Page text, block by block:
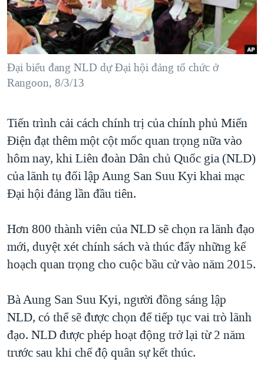
"Tìm"NGƯỜI VIỆT HẢI NGOẠI
ĐỜI SỐNG
KINH TẾ
KHOA HỌC
VĂN HOÁ
THỂ THAO
GIÁO DỤC
TẠI
HÀNH TRÌNH BẦU CỬ 2024
MỘT NĂM CHIẾN TRANH TẠI DẢI GAZA
GIẢI MÃ VÀNH ĐAI & CON ĐƯỜNG
NGÀY TỊ NẠN THẾ GIỚI
GROUND ZERO – XƯA VÀ NAY
CÁC GIÁ TRỊ CỘNG HÒA Ở VIỆT NAM
THƯỢNG ĐỈNH TRUMP-KIM TẠI VIỆT NAM
NGƯ DÂN VIỆT VÀ LÀN SÓNG TRỘM HẢI SÂM
BÊN KIA QUỐC LỘ: TIẾNG VỌNG TỪ NÔNG THÔN MỸ
VIDEO
NGHE
MẠNG XÃ HỘI
Ngôn ngữ khác
Đại biểu đang NLD dự Đại hội đảng tổ chức ở
Rangoon, 8/3/13
Tiến trình cải cách chính trị của chính phủ Miến
Điện đạt thêm một cột mốc quan trọng nữa vào
hôm nay, khi Liên đoàn Dân chủ Quốc gia (NLD)
của lãnh tụ đối lập Aung San Suu Kyi khai mạc
Ðại hội đảng lần đầu tiên.
Hơn 800 thành viên của NLD sẽ chọn ra lãnh đạo
mới, duyệt xét chính sách và thúc đẩy những kế
hoạch quan trọng cho cuộc bầu cử vào năm 2015.
Bà Aung San Suu Kyi, người đồng sáng lập
NLD, có thể sẽ được chọn để tiếp tục vai trò lãnh
đạo. NLD được phép hoạt động trở lại từ 2 năm
trước sau khi chế độ quân sự kết thúc.